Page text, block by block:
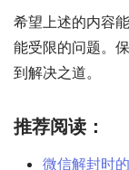
希望上述的内容
能受限的问题。
到解决之道。
推荐阅读：
微信解封时